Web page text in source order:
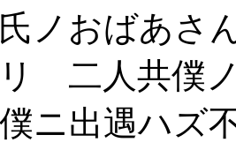
ノおばあさ
二人共僕
ニ出遇ハ